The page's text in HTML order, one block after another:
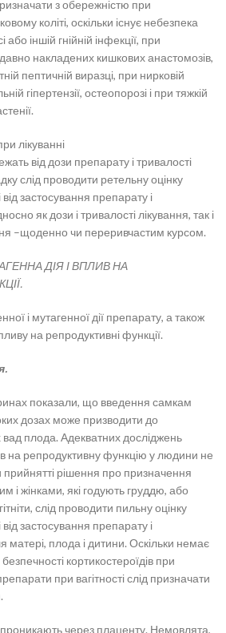
з обережністю при
коліті, оскільки існує небезпека
іншій гнійній інфекції, при
накладених кишкових анастомозів,
пептичній виразці, при нирковій
гіпертензії, остеопорозі і при тяжкій
лікуванні
від дози препарату і тривалості
слід проводити ретельну оцінку
застосування препарату і
як дози і тривалості лікування, так і
–щоденно чи переривчастим курсом.
ДІЯ І ВПЛИВ НА
і мутагенної дії препарату, а також
на репродуктивні функції.
показали, що введення самкам
дозах може призводити до
плода. Адекватних досліджень
на репродуктивну функцію у людини не
рішення про призначення
і жінками, які годують груддю, або
слід проводити пильну оцінку
застосування препарату і
матері, плода і дитини. Оскільки немає
кортикостероїдів при
при вагітності слід призначати
проникають через плаценту. Немовлята,